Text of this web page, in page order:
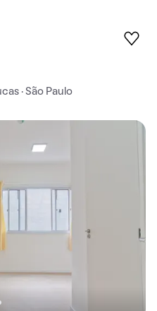
· São Paulo